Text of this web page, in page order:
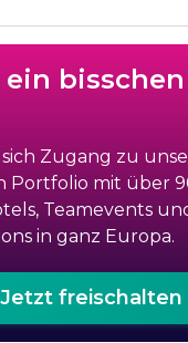
ein
sich Zugang zu
Portfolio mit über
Teamevents
in ganz Europa.
Jetzt freischalten